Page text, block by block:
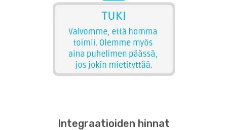
Integraatioiden hinnat